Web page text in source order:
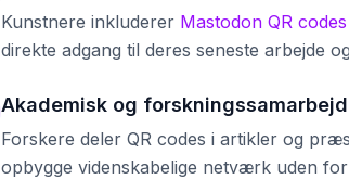
Kunstnere inkluderer Mastodon QR
direkte adgang til deres seneste arbejde
Akademisk og
Forskere deler QR codes i artikler og
opbygge videnskabelige netværk uden